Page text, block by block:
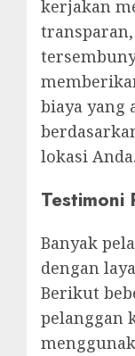
kerjakan
biaya yang
lokasi Anda.
Testimoni
Banyak
dengan
Berikut
pelanggan